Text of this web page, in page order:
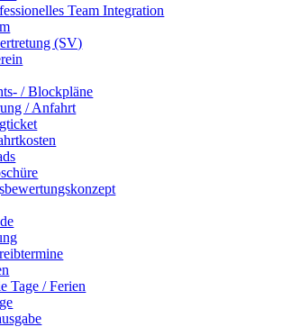
Team Integration
(SV)
/ Blockpläne
/ Anfahrt
Tage / Ferien